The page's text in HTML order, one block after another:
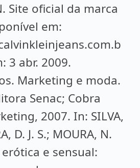
Site oficial da marca
em:
3 abr. 2009.
Marketing e moda.
Senac; Cobra
2007. In: SILVA,
D. J. S.; MOURA, N.
e sensual: